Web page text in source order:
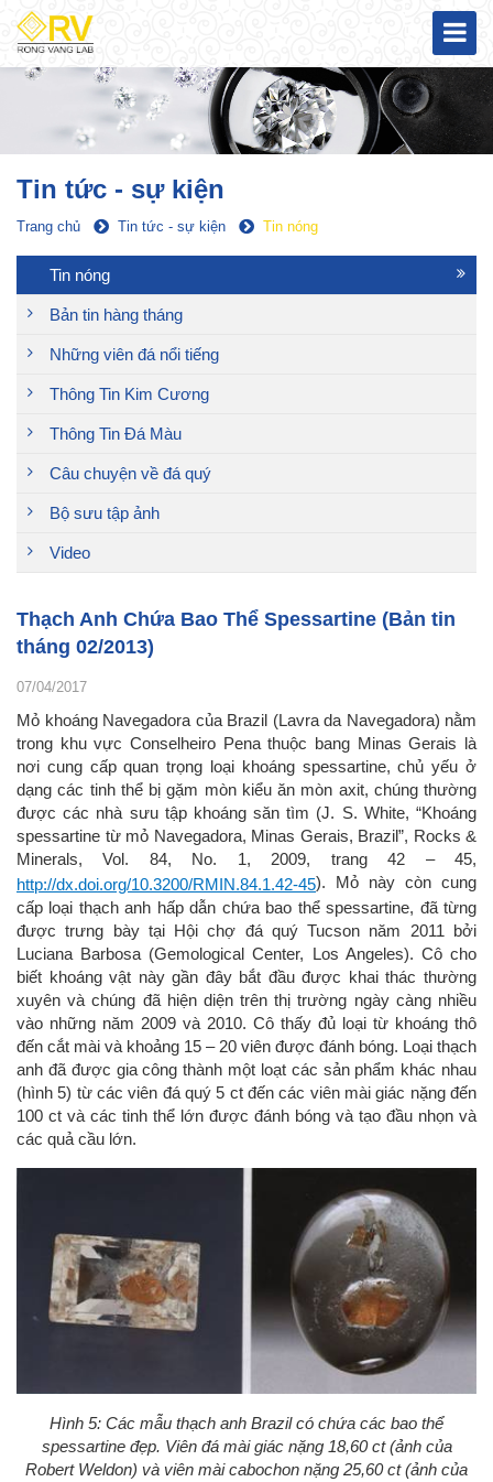
Tin tức - sự kiện
Trang chủ Tin tức - sự kiện Tin nóng
Tin nóng
Bản tin hàng tháng
Những viên đá nổi tiếng
Thông Tin Kim Cương
Thông Tin Đá Màu
Câu chuyện về đá quý
Bộ sưu tập ảnh
Video
Thạch Anh Chứa Bao Thể Spessartine (Bản tin
tháng 02/2013)
07/04/2017
Mỏ khoáng Navegadora của Brazil (Lavra da Navegadora) nằm
trong khu vực Conselheiro Pena thuộc bang Minas Gerais là
nơi cung cấp quan trọng loại khoáng spessartine, chủ yếu ở
dạng các tinh thể bị gặm mòn kiểu ăn mòn axit, chúng thường
được các nhà sưu tập khoáng săn tìm (J. S. White, “Khoáng
spessartine từ mỏ Navegadora, Minas Gerais, Brazil”, Rocks &
Minerals, Vol. 84, No. 1, 2009, trang 42 – 45,
http://dx.doi.org/10.3200/RMIN.84.1.42-45). Mỏ này còn cung
cấp loại thạch anh hấp dẫn chứa bao thể spessartine, đã từng
được trưng bày tại Hội chợ đá quý Tucson năm 2011 bởi
Luciana Barbosa (Gemological Center, Los Angeles). Cô cho
biết khoáng vật này gần đây bắt đầu được khai thác thường
xuyên và chúng đã hiện diện trên thị trường ngày càng nhiều
vào những năm 2009 và 2010. Cô thấy đủ loại từ khoáng thô
đến cắt mài và khoảng 15 – 20 viên được đánh bóng. Loại thạch
anh đã được gia công thành một loạt các sản phẩm khác nhau
(hình 5) từ các viên đá quý 5 ct đến các viên mài giác nặng đến
100 ct và các tinh thể lớn được đánh bóng và tạo đầu nhọn và
các quả cầu lớn.
Hình 5: Các mẫu thạch anh Brazil có chứa các bao thể
spessartine đẹp. Viên đá mài giác nặng 18,60 ct (ảnh của
Robert Weldon) và viên mài cabochon nặng 25,60 ct (ảnh của